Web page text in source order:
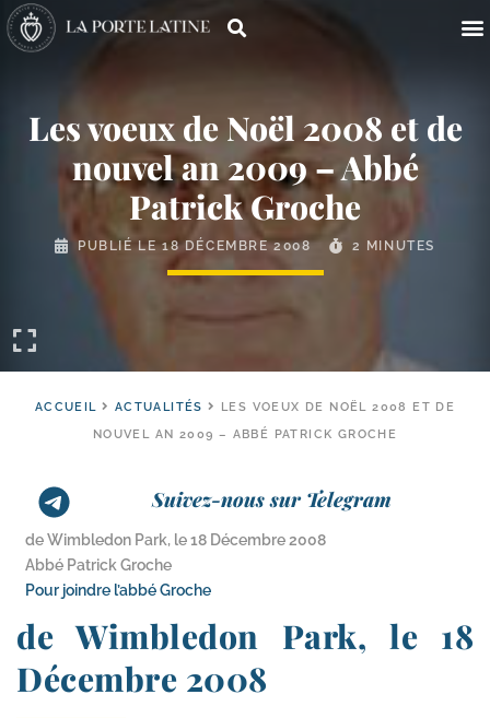
Les voeux de Noël 2008 et de
nouvel an 2009 – Abbé
Patrick Groche
PUBLIÉ LE18 DÉCEMBRE 2008 2 MINUTES
ACCUEIL ACTUALITÉS
LES VOEUX DE NOËL 2008 ET DE
NOUVEL AN 2009 – ABBÉ PATRICK GROCHE
Suivez-nous sur Telegram
de Wimbledon Park, le 18 Décembre 2008
Abbé Patrick Groche
Pour joindre l’abbé Groche
de Wimbledon Park, le 18
Décembre 2008